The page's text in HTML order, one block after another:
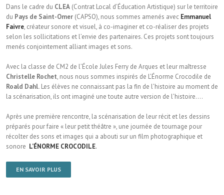
Dans le cadre du CLEA (Contrat Local d’Éducation Artistique) sur le territoire
du Pays de Saint-Omer (CAPSO), nous sommes amenés avec Emmanuel
Faivre, créateur sonore et visuel, à co-imaginer et co-réaliser des projets
selon les sollicitations et l’envie des partenaires. Ces projets sont toujours
menés conjointement alliant images et sons.
Avec la classe de CM2 de l’École Jules Ferry de Arques et leur maîtresse
Christelle Rochet, nous nous sommes inspirés de L’Énorme Crocodile de
Roald Dahl. Les élèves ne connaissant pas la fin de l’histoire au moment de
la scénarisation, ils ont imaginé une toute autre version de l’histoire….
Après une première rencontre, la scénarisation de leur récit et les dessins
préparés pour faire « leur petit théâtre », une journée de tournage pour
récolter des sons et images qui a abouti sur un film photographique et
sonore L’ÉNORME CROCODILE.
EN SAVOIR PLUS